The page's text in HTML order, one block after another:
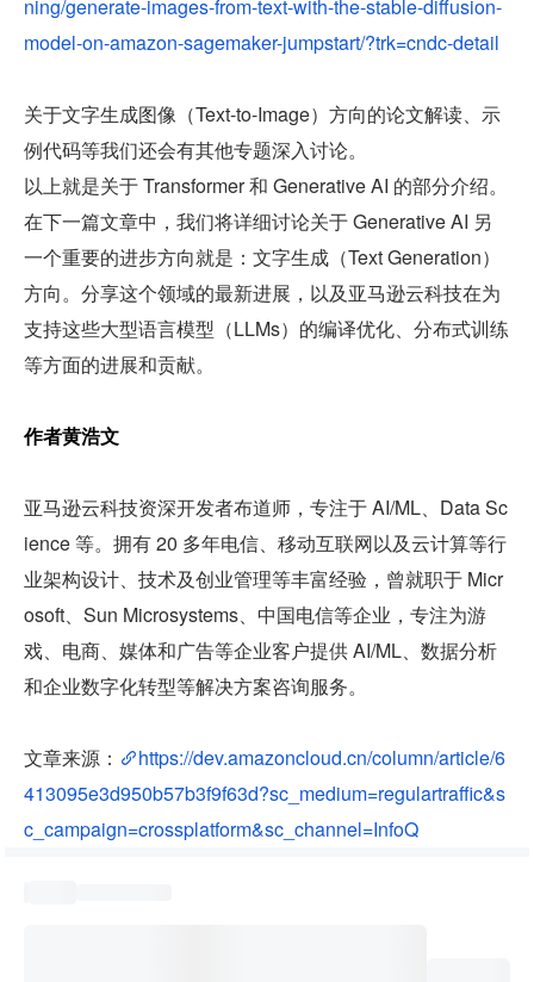
ning/generate-images-from-text-with-the-stable-diffusion-
model-on-amazon-sagemaker-jumpstart/?trk=cndc-detail
关于文字生成图像（Text-to-Image）方向的论文解读、示
例代码等我们还会有其他专题深入讨论。
以上就是关于 Transformer 和 Generative AI 的部分介绍。
在下一篇文章中，我们将详细讨论关于 Generative AI 另
一个重要的进步方向就是：文字生成（Text Generation）
方向。分享这个领域的最新进展，以及亚马逊云科技在为
支持这些大型语言模型（LLMs）的编译优化、分布式训练
等方面的进展和贡献。
作者黄浩文
亚马逊云科技资深开发者布道师，专注于 AI/ML、Data Sc
ience 等。拥有 20 多年电信、移动互联网以及云计算等行
业架构设计、技术及创业管理等丰富经验，曾就职于 Micr
osoft、Sun Microsystems、中国电信等企业，专注为游
戏、电商、媒体和广告等企业客户提供 AI/ML、数据分析
和企业数字化转型等解决方案咨询服务。
文章来源：
https://dev.amazoncloud.cn/column/article/6
413095e3d950b57b3f9f63d?sc_medium=regulartraffic&s
c_campaign=crossplatform&sc_channel=InfoQ